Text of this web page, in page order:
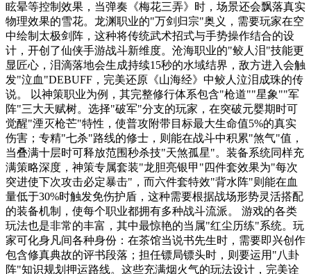
眩晕等控制效果，当弹奏《梅花三弄》时，场景还会飘落真实
物理效果的雪花。龙渊职业的"万剑归宗"奥义，需要玩家在空
中绘制太极剑阵，这种将传统武术招式与手势操作结合的设
计，开创了仙侠手游战斗新维度。沧海职业的"鲛人泪"技能更
显匠心，泪滴落地会生成持续15秒的水域结界，敌方进入会触
发"泣血"DEBUFF，完美还原《山海经》中鲛人泣泪成珠的传
说。 以神策职业为例，其完整修行体系包含"枪道""星象""军
阵"三大天赋树。选择"破军"分支的玩家，在突破元婴期时可
觉醒"湮灭枪芒"特性，使普攻附带目标最大生命值5%的真实
伤害；专精"七杀"路线的修士，则能在战斗中积累"煞气"值，
当叠满十层时可释放范围秒杀技"天煞孤星"。装备系统同样充
满策略深度，神策专属套装"龙胆亮银甲"四件套效果为"每次
突进使下次攻击必定暴击"，而六件套特效"背水阵"则能在血
量低于30%时触发免伤护盾，这种需要根据战场形势灵活搭配
的装备机制，使每个职业都拥有多种战斗流派。 游戏的各类
玩法也是非常的丰富，其中最惊艳的当属"红尘历练"系统。玩
家可化身凡间各种身份：在茶馆当说书先生时，需要即兴创作
包含修真典故的评书段落；担任镖局镖头时，则要运用"八卦
阵"知识规划押运路线。这些充满烟火气的玩法设计，完美诠